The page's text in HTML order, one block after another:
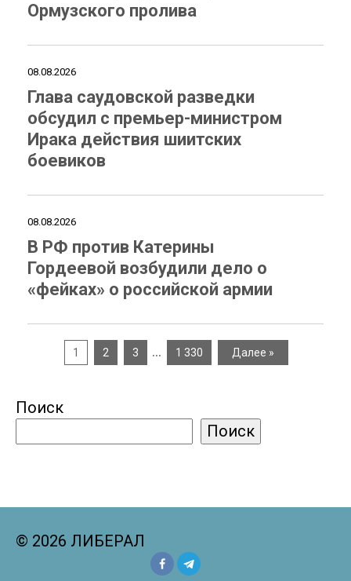
Ормузского пролива
08.08.2026
Глава саудовской разведки
обсудил с премьер-министром
Ирака действия шиитских
боевиков
08.08.2026
В РФ против Катерины
Гордеевой возбудили дело о
«фейках» о российской армии
1 2 3 … 1 330 Далее »
Поиск
Поиск
© 2026 ЛИБЕРАЛ